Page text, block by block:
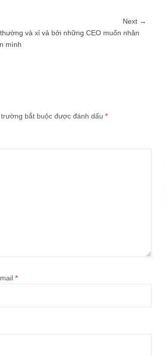
Next →
và xỉ vả bởi những CEO muốn nhân
mình
bắt buộc được đánh dấu *
*